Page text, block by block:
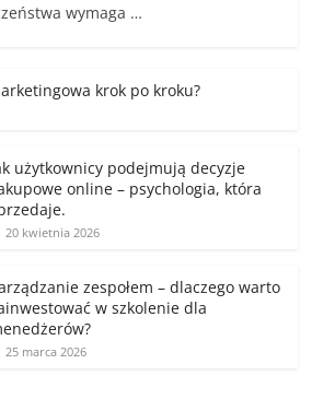
wymaga …
krok po kroku?
użytkownicy podejmują decyzje
online – psychologia, która
20 kwietnia 2026
zespołem – dlaczego warto
w szkolenie dla
25 marca 2026